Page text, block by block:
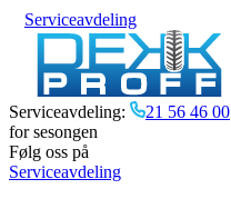
Serviceavdeling
Serviceavdeling: 21 56 46 00
for sesongen
Følg oss på
Serviceavdeling